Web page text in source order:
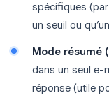
spécifiques
un seuil ou
Mode résumé
dans un seul e-
réponse (utile